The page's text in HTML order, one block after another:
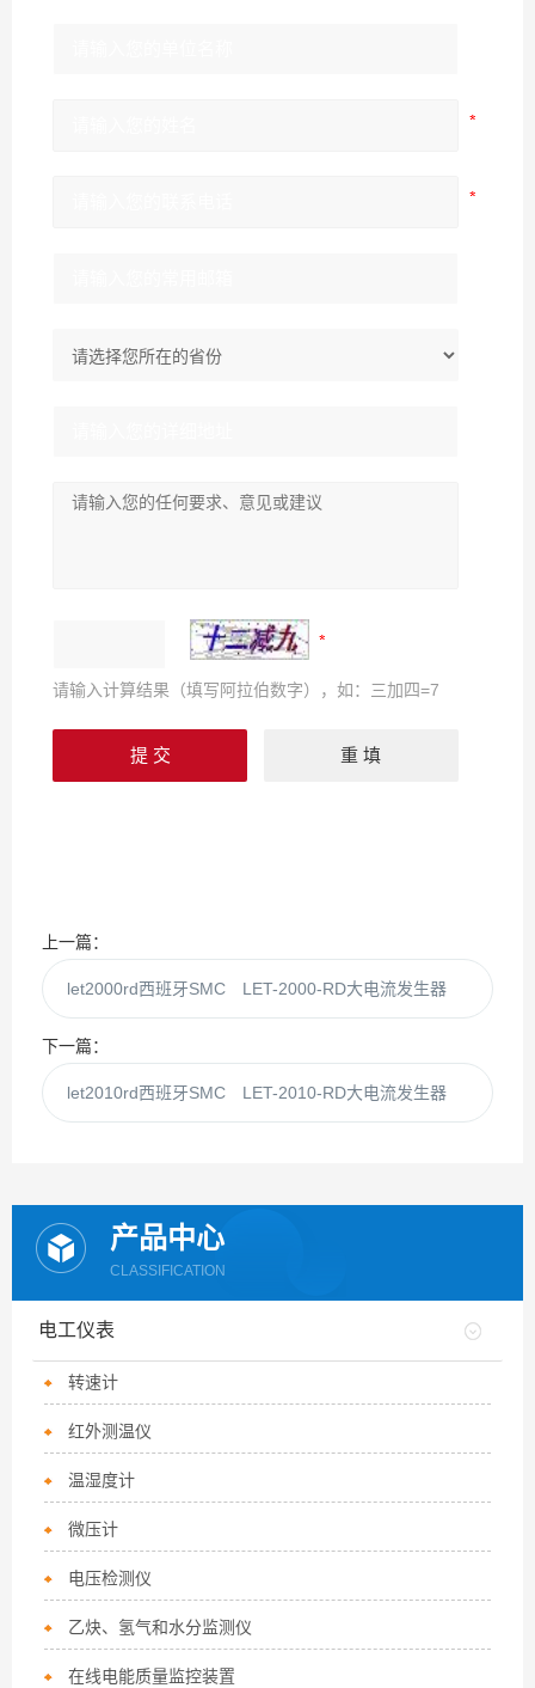
请输入计算结果（填写阿拉伯数字），如：三加四=7
上一篇：
let2000rd西班牙SMC LET-2000-RD大电流发生器
下一篇：
let2010rd西班牙SMC LET-2010-RD大电流发生器
产品中心
CLASSIFICATION
电工仪表
转速计
红外测温仪
温湿度计
微压计
电压检测仪
乙炔、氢气和水分监测仪
在线电能质量监控装置